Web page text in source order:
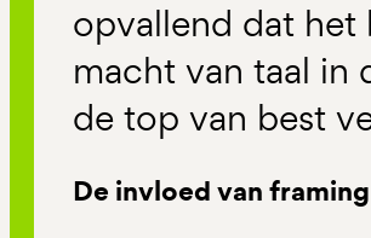
opvallend dat het
macht van taal in
de top van best
De invloed van